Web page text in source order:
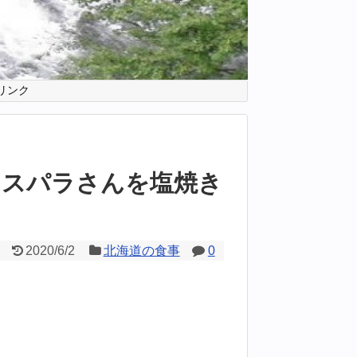
ンク
パラさんを塩焼き
2020/6/2 北海道の食事 0